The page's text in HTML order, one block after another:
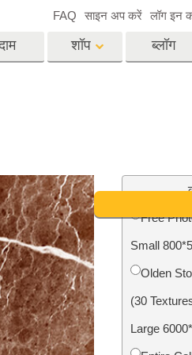
फोटो स्टोर स्टेशन सर्विसेज
शॉप ब्लॉग
FAQ साइन अप करें लॉग इन
Free
Small
Olden
(30
Large